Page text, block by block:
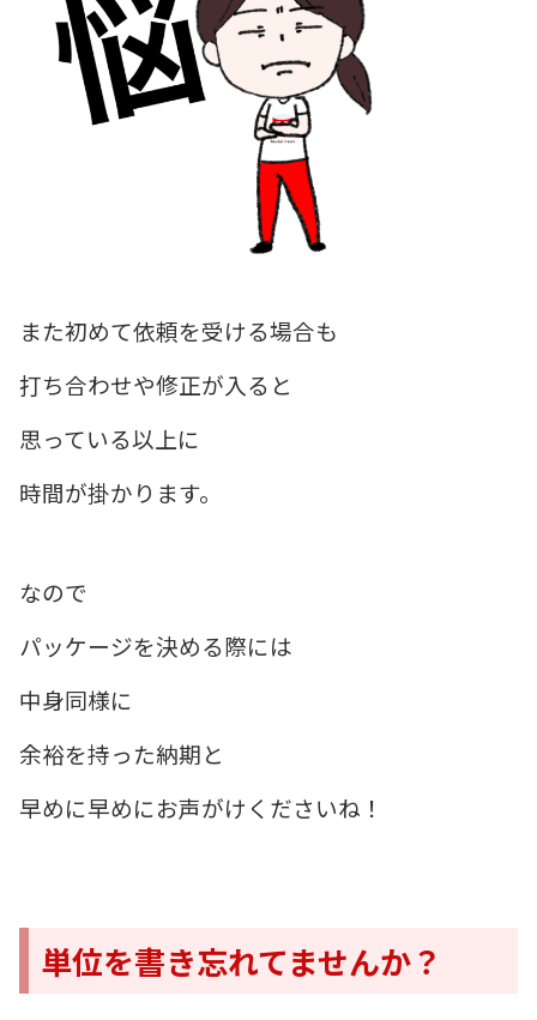
また初めて依頼を受ける場合も
打ち合わせや修正が入ると
思っている以上に
時間が掛かります。
なので
パッケージを決める際には
中身同様に
余裕を持った納期と
早めに早めにお声がけくださいね！
単位を書き忘れてませんか？